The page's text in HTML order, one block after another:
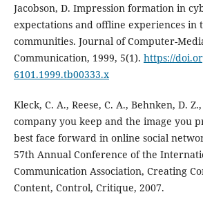
Jacobson, D. Impression formation in
expectations and offline experiences in
communities. Journal of Computer-
Communication, 1999, 5(1). https://
6101.1999.tb00333.x
Kleck, C. A., Reese, C. A., Behnken, D.
company you keep and the image you
best face forward in online social
57th Annual Conference of the
Communication Association, Creating
Content, Control, Critique, 2007.